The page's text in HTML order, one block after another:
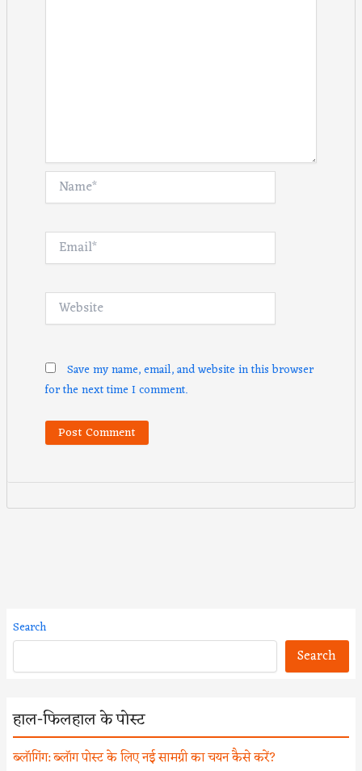
Name*
Email*
Website
Save my name, email, and website in this browser
for the next time I comment.
Search
Search
हाल-फिलहाल के पोस्ट
ब्लॉगिंग: ब्लॉग पोस्ट के लिए नई सामग्री का चयन कैसे करें?